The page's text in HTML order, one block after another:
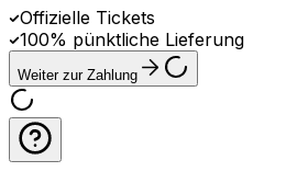
Offizielle Tickets
100% pünktliche Lieferung
Weiter zur Zahlung